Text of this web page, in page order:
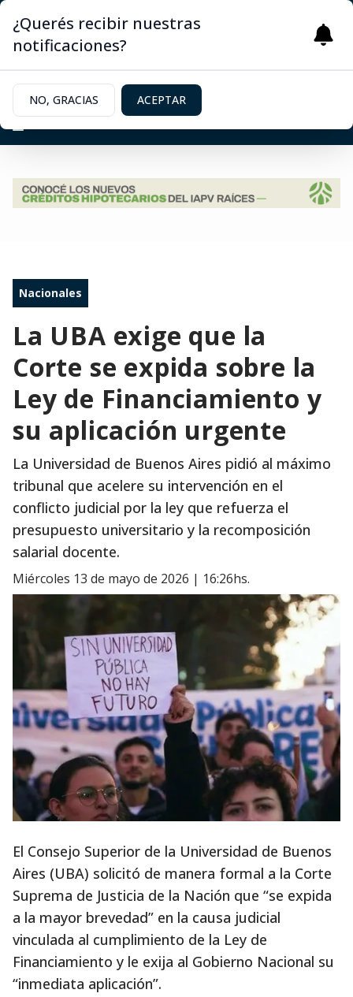
Nacionales
La UBA exige que la
Corte se expida sobre la
Ley de Financiamiento y
su aplicación urgente
La Universidad de Buenos Aires pidió al máximo
tribunal que acelere su intervención en el
conflicto judicial por la ley que refuerza el
presupuesto universitario y la recomposición
salarial docente.
miércoles 13 de mayo de 2026 | 16:26hs.
El Consejo Superior de la Universidad de Buenos
Aires (UBA) solicitó de manera formal a la Corte
Suprema de Justicia de la Nación que “se expida
a la mayor brevedad” en la causa judicial
vinculada al cumplimiento de la Ley de
Financiamiento y le exija al Gobierno Nacional su
“inmediata aplicación”.
¿Querés recibir nuestras
notificaciones?
NO, GRACIAS ACEPTAR